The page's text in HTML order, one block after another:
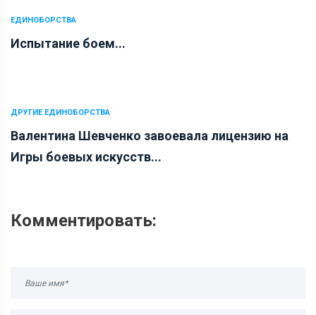
ЕДИНОБОРСТВА
Испытание боем...
ДРУГИЕ ЕДИНОБОРСТВА
Валентина Шевченко завоевала лицензию на
Игры боевых искусств...
Комментировать: